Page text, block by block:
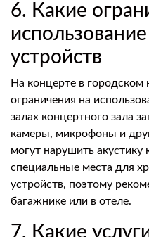
6. Какие
устройств
На концерте в городском
ограничения на
залах концертного зала
камеры, микрофоны и
могут нарушить акустику
специальные места для
устройств, поэтому
багажнике или в отеле.
7. Какие